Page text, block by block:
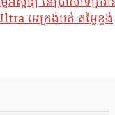
អេក្រង់បត់ តម្លៃខ្ទង់